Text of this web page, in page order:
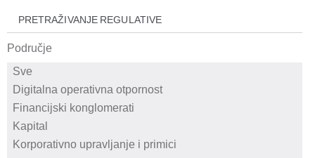
PRETRAŽIVANJE REGULATIVE
Područje